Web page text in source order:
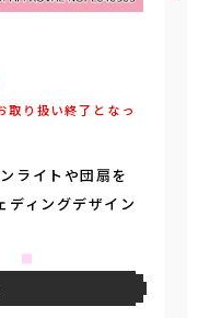
取り扱い終了となっ
ライトや団扇を
ディングデザイン